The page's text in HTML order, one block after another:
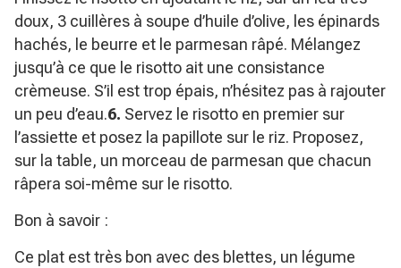
doux, 3 cuillères à soupe d’huile d’olive, les épinards
hachés, le beurre et le parmesan râpé. Mélangez
jusqu’à ce que le risotto ait une consistance
crèmeuse. S’il est trop épais, n’hésitez pas à rajouter
un peu d’eau.6. Servez le risotto en premier sur
l’assiette et posez la papillote sur le riz. Proposez,
sur la table, un morceau de parmesan que chacun
râpera soi-même sur le risotto.
Bon à savoir :
Ce plat est très bon avec des blettes, un légume